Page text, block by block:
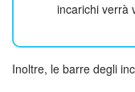
incarichi verrà
Inoltre, le barre degli